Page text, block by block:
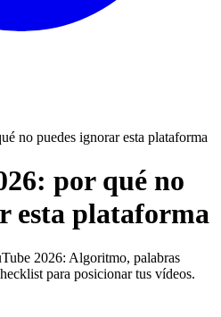
no puedes ignorar esta plataforma
por qué no
esta plataforma
2026: Algoritmo, palabras
para posicionar tus vídeos.